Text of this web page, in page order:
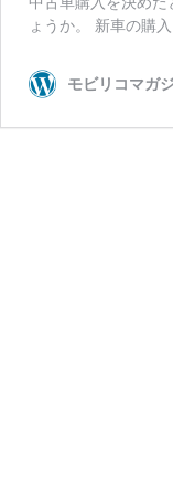
ょうか。 新車の購
モビリコマガ